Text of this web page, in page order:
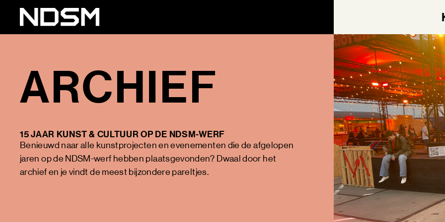
ARCHIEF
15 JAAR KUNST & CULTUUR OP DE NDSM-WERF
Benieuwd naar alle kunstprojecten en evenementen die de afgelopen
jaren op de NDSM-werf hebben plaatsgevonden? Dwaal door het
archief en je vindt de meest bijzondere pareltjes.